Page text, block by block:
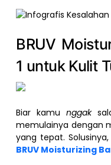
BRUV
1 untuk Kulit
Biar kamunggak
memulainya dengan
yang tepat.
BRUV Moisturizing